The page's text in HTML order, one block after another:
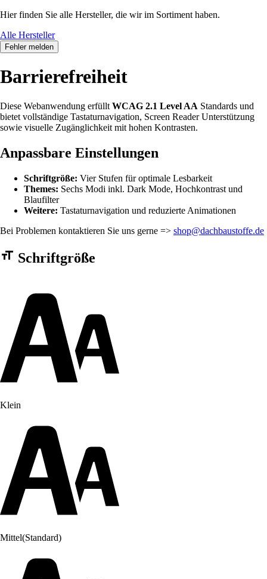
Hier finden Sie alle Hersteller, die wir im Sortiment haben.
Alle Hersteller
Fehler melden
Barrierefreiheit
Diese Webanwendung erfüllt WCAG 2.1 Level AA Standards und
bietet vollständige Tastaturnavigation, Screen Reader Unterstützung
sowie visuelle Zugänglichkeit mit hohen Kontrasten.
Anpassbare Einstellungen
Schriftgröße: Vier Stufen für optimale Lesbarkeit
Themes: Sechs Modi inkl. Dark Mode, Hochkontrast und
Blaufilter
Weitere: Tastaturnavigation und reduzierte Animationen
Bei Problemen kontaktieren Sie uns gerne => shop@dachbaustoffe.de
Barrierefreiheit Einstellungen Formular
Schriftgröße
Klein
Mittel(Standard)